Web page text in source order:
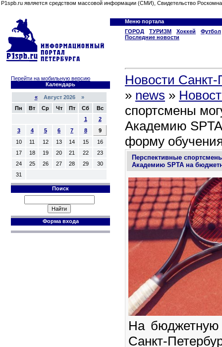
P1spb.ru является средством массовой информации (СМИ), Свидетельство
Меню портала
ГОРОД
ТУРИЗМ Хоккей
Футбол
Последние новости
Перейти на мобильную версию
Календарь
«Август 2026 »
Пн
Вт Ср Чт Пт Сб
Вс
1
2
3
4 5 6 7 8
9
10
11 12 13 14 15
16
17
18 19 20 21 22
23
24
25 26 27 28 29
30
31
Поиск
Форма входа
Новости Санкт-
» news »
спортсмены
Академию
форму
Перспективные
Академию SPTA на
На
Санкт-